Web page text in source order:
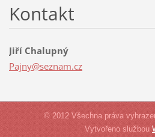
Kontakt
Jiří Chalupný
Pajny@seznam.cz
© 2012 Všechna práva
Vytvořeno službou